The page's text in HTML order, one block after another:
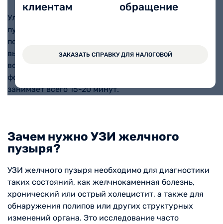
клиентам
обращение
ЗАКАЗАТЬ СПРАВКУ ДЛЯ НАЛОГОВОЙ
Ультразвуковое исследование (УЗИ) желчного
пузыря — это диагностическая процедура,
позволяющая оценить состояние этого органа и
выявить различные заболевания, такие как камни,
воспалительные процессы, полипы или аномалии
формы. Процедура неинвазивна, безопасна и
занимает всего 15-20 минут.
Зачем нужно УЗИ желчного
пузыря?
УЗИ желчного пузыря необходимо для диагностики
таких состояний, как желчнокаменная болезнь,
хронический или острый холецистит, а также для
обнаружения полипов или других структурных
изменений органа. Это исследование часто